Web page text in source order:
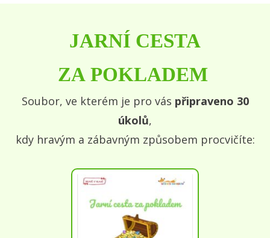
JARNÍ CESTA
ZA POKLADEM
Soubor, ve kterém je pro vás připraveno 30
úkolů,
kdy hravým a zábavným způsobem procvičíte: